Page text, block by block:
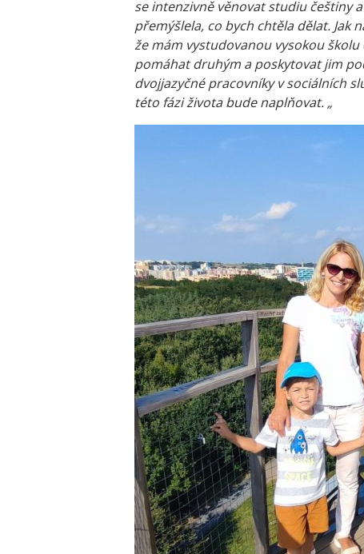
se intenzivně věnovat studiu češtiny
přemýšlela, co bych chtěla dělat.
že mám vystudovanou vysokou
pomáhat druhým a poskytovat jim
dvojjazyčné pracovníky v sociálních
této fázi života bude naplňovat. „